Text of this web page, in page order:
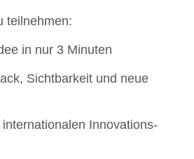
teilnehmen:
in nur 3 Minuten
Sichtbarkeit und neue
Innovations-